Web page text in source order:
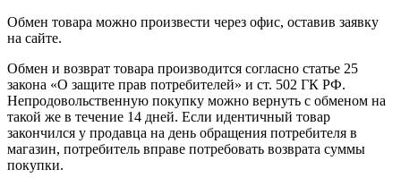
Обмен товара можно произвести через офис, оставив заявку
на сайте.
Обмен и возврат товара производится согласно статье 25
закона «О защите прав потребителей» и ст. 502 ГК РФ.
Непродовольственную покупку можно вернуть с обменом на
такой же в течение 14 дней. Если идентичный товар
закончился у продавца на день обращения потребителя в
магазин, потребитель вправе потребовать возврата суммы
покупки.